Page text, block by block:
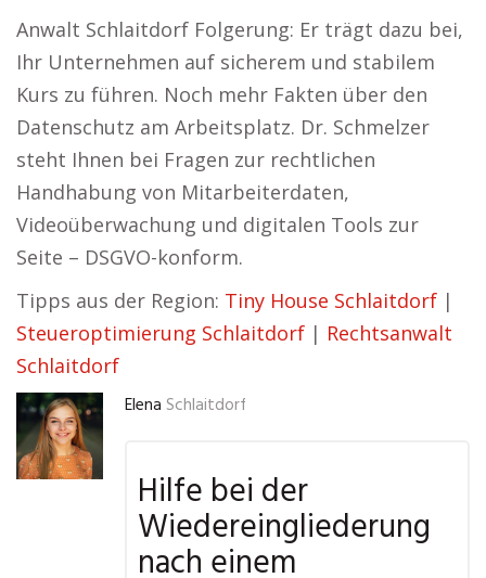
Anwalt Schlaitdorf Folgerung: Er trägt dazu bei,
Ihr Unternehmen auf sicherem und stabilem
Kurs zu führen. Noch mehr Fakten über den
Datenschutz am Arbeitsplatz. Dr. Schmelzer
steht Ihnen bei Fragen zur rechtlichen
Handhabung von Mitarbeiterdaten,
Videoüberwachung und digitalen Tools zur
Seite – DSGVO-konform.
Tipps aus der Region: Tiny House Schlaitdorf |
Steueroptimierung Schlaitdorf | Rechtsanwalt
Schlaitdorf
Elena Schlaitdorf
Hilfe bei der
Wiedereingliederung
nach einem